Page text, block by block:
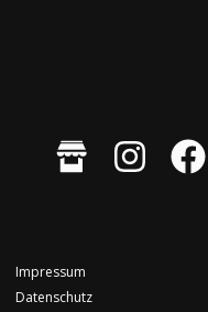
Impressum
Datenschutz